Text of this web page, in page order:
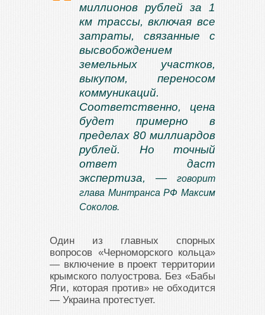
миллионов рублей за 1
км трассы, включая все
затраты, связанные с
высвобождением
земельных участков,
выкупом, переносом
коммуникаций.
Соответственно, цена
будет примерно в
пределах 80 миллиардов
рублей. Но точный
ответ даст
экспертиза, —
говорит
глава Минтранса РФ Максим
Соколов.
Один из главных спорных
вопросов «Черноморского кольца»
— включение в проект территории
крымского полуострова. Без «Бабы
Яги, которая против» не обходится
— Украина протестует.